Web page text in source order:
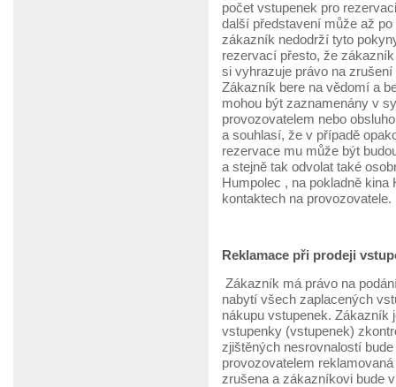
počet vstupenek pro
další představení může až
zákazník nedodrží tyto
rezervací přesto, že
si vyhrazuje právo na
Zákazník bere na vědomí a
mohou být zaznamenány v
provozovatelem nebo
a souhlasí, že v případě
rezervace mu může být
a stejně tak odvolat také
Humpolec , na pokladně
kontaktech na provozovatele.
Reklamace při prodeji
Zákazník má právo na
nabytí všech zaplacených
nákupu vstupenek. Zákazník
vstupenky (vstupenek)
zjištěných nesrovnalostí
provozovatelem
zrušena a zákazníkovi bude